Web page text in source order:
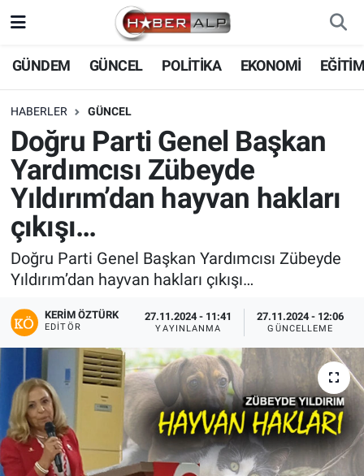
GÜNDEM GÜNCEL POLİTİKA EKONOMİ
HABERLER GÜNCEL
Doğru Parti Genel Başkan
Yardımcısı Zübeyde
Yıldırım’dan hayvan hakları
çıkışı…
Doğru Parti Genel Başkan Yardımcısı Zübeyde
Yıldırım’dan hayvan hakları çıkışı…
KERIM ÖZTÜRK
EDITÖR
27.11.2024 - 11:41
YAYINLANMA
27.11.2024 - 12:06
GÜNCELLEME
Nöbetçi Eczaneler
Hava Durumu
Trafik Durumu
Süper Lig Puan Durumu ve Fikstür
Tüm Manşetler
Son Dakika Haberleri
Haber Arşivi